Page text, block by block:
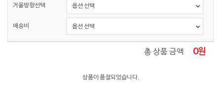
거울방향선택
배송비
총 상품 금액 0원
상품이 품절되었습니다.